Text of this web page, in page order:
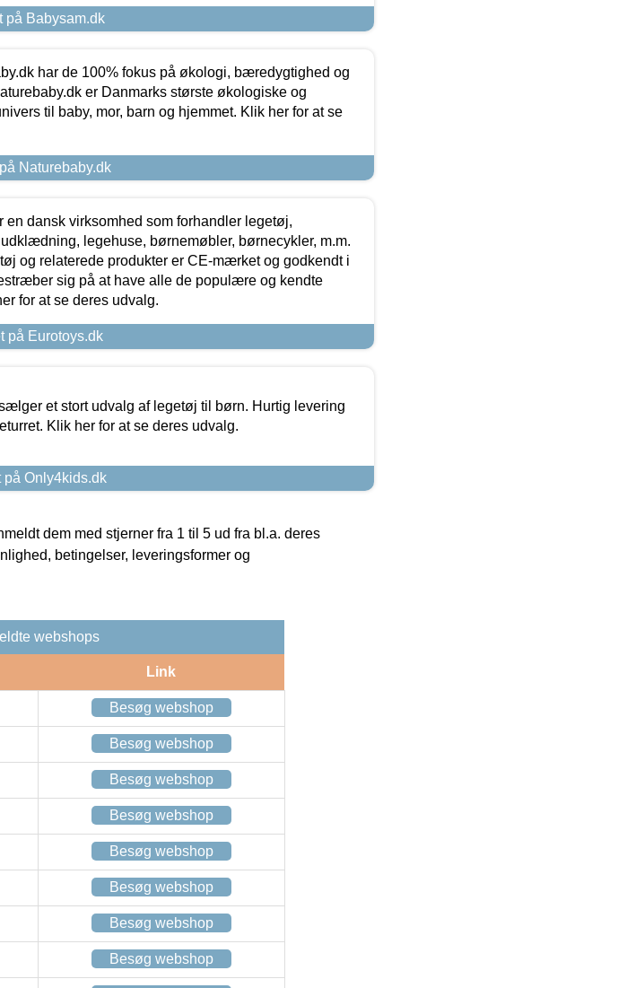
på Babysam.dk
har de 100% fokus på økologi, bæredygtighed og
er Danmarks største økologiske og
til baby, mor, barn og hjemmet. Klik her for at se
Naturebaby.dk
en dansk virksomhed som forhandler legetøj,
legehuse, børnemøbler, børnecykler, m.m.
og relaterede produkter er CE-mærket og godkendt i
sig på at have alle de populære og kendte
for at se deres udvalg.
på Eurotoys.dk
et stort udvalg af legetøj til børn. Hurtig levering
Klik her for at se deres udvalg.
på Only4kids.dk
dem med stjerner fra 1 til 5 ud fra bl.a. deres
betingelser, leveringsformer og
webshops
Link
Besøg webshop
Besøg webshop
Besøg webshop
Besøg webshop
Besøg webshop
Besøg webshop
Besøg webshop
Besøg webshop